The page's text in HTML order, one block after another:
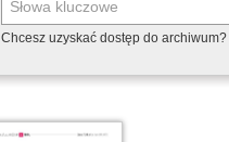
Chcesz uzyskać dostęp do archiwum?